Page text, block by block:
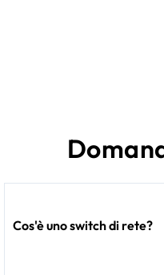
Cos'è uno switch di rete?